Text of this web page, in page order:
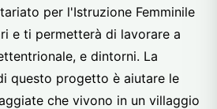
per l'Istruzione Femminile
e ti permetterà di lavorare a
e dintorni. La
questo progetto è aiutare le
che vivono in un villaggio